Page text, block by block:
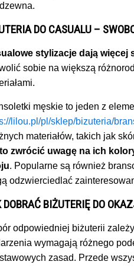
DO CASUALU –
stylizacje dają
sobie na większą
męskie to jeden z
lilou.pl/pl/sklep/bizuteria/
materiałów, takich jak
zwrócić uwagę na ich
. Popularne są również
odzwierciedlać
DOBRAĆ BIŻUTERIĘ DO
odpowiedniej biżuterii
wymagają różnego
zasad. Przede